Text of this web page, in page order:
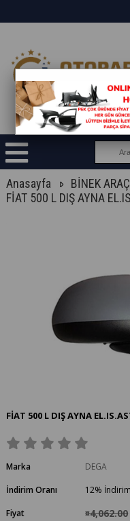
Anasayfa BİNEK
FİAT 500 L DIŞ AYNA
FİAT 500 L DIŞ AYNA
Marka
DEGA
İndirim Oranı
%
12
İndirim
Fiyat
¤4,062.00